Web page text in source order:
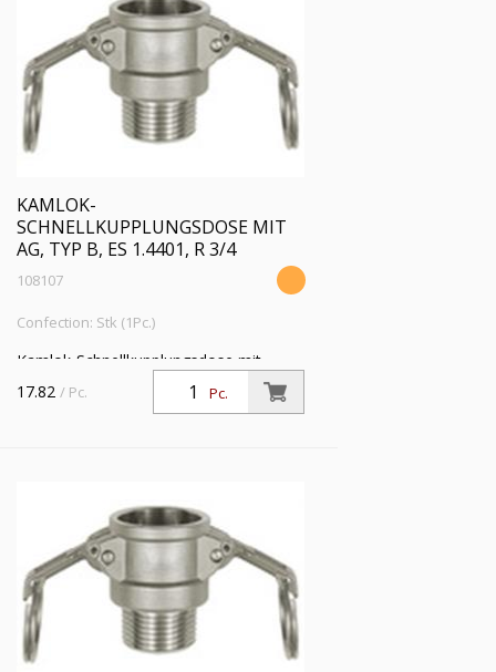
KAMLOK-
SCHNELLKUPPLUNGSDOSE MIT
AG, TYP B, ES 1.4401, R 3/4
108107
Confection: Stk (1Pc.)
Kamlok-Schnellkupplungsdose mit
Außengewinde, Typ B, ES 1.4401, R 3/4,
für Stecker-Ø 32 mm, PN max. 16 bar,
Pc.
17.82 / Pc.